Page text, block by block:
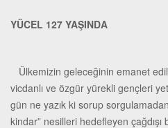
YÜCEL 127 YAŞINDA
Ülkemizin geleceğinin emanet
vicdanlı ve özgür yürekli gençleri
gün ne yazık ki sorup
kindar” nesilleri hedefleyen çağdışı